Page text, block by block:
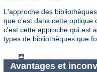
L'approche des
que c'est dans cette optique
c'est cette approche qui est
types de bibliothèques que
Avantages et